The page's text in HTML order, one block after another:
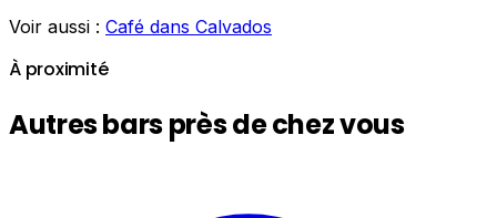
Voir aussi : Café dans Calvados
À proximité
Autres bars près de chez vous